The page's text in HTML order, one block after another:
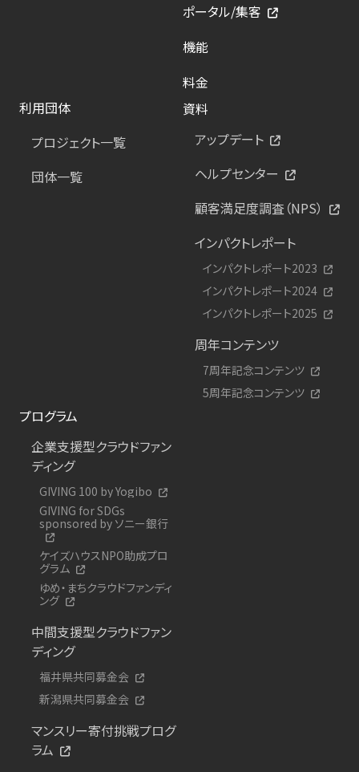
ポータル/集客
機能
料金
利用団体
プロジェクト一覧
団体一覧
資料
アップデート
ヘルプセンター
顧客満足度調査（NPS）
インパクトレポート
インパクトレポート2023
インパクトレポート2024
インパクトレポート2025
周年コンテンツ
7周年記念コンテンツ
5周年記念コンテンツ
プログラム
企業支援型クラウドファン
ディング
GIVING 100 by Yogibo
GIVING for SDGs
sponsored by ソニー銀行
ケイズハウスNPO助成プロ
グラム
ゆめ・まちクラウドファンディ
ング
中間支援型クラウドファン
ディング
福井県共同募金会
新潟県共同募金会
マンスリー寄付挑戦プログ
ラム